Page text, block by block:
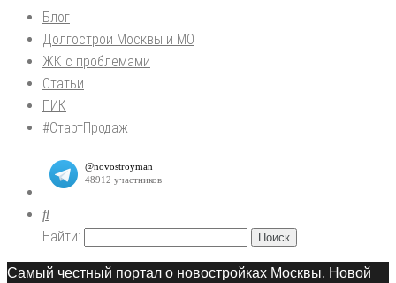
Блог
Долгострои Москвы и МО
ЖК с проблемами
Статьи
ПИК
#СтартПродаж
Найти:
Самый честный портал о новостройках Москвы, Новой